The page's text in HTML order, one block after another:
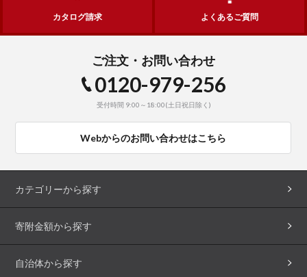
カタログ請求 よくあるご質問
ご注文・お問い合わせ
0120-979-256
受付時間 9:00～18:00(土日祝日除く)
Webからのお問い合わせはこちら
カテゴリーから探す
寄附金額から探す
自治体から探す